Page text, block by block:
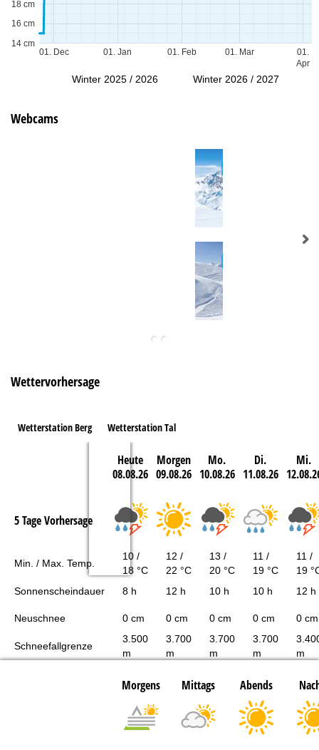
01. Dec 01. Jan 01. Feb 01. Mar
01.
Apr
14 cm
16 cm
18 cm
Winter 2025 / 2026 Winter 2026 / 2027
Webcams
Wettervorhersage
Wetterstation Berg Wetterstation Tal
Heute
08.08.26
Morgen
09.08.26
Mo.
10.08.26
Di.
11.08.26
Mi.
5 Tage Vorhersage
Min. / Max. Temp.
10 /
18 °C
12 /
22 °C
13 /
20 °C
11 /
19 °C
11 /
19
Sonnenscheindauer
8 h 12 h 10 h 10 h 12 h
Neuschnee 0 cm 0 cm 0 cm 0 cm 0 cm
Schneefallgrenze
3.500
m
3.700
m
3.700
m
3.700
m
m
Morgens Mittags Abends